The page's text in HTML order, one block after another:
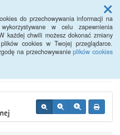
do przechowywania informacji na
w celu zapewnienia
każdej chwili możesz dokonać zmiany
cookies w Twojej przeglądarce.
na przechowywanieplików cookies
Menu